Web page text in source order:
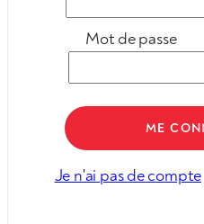
Mot de passe
Je n'ai pas de compte